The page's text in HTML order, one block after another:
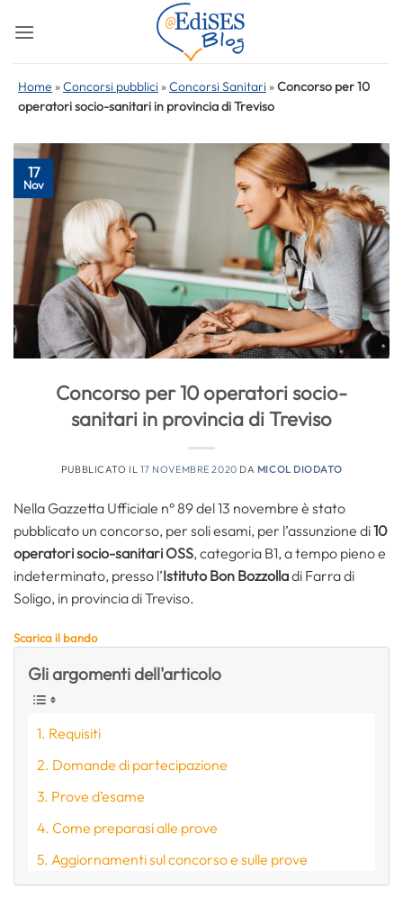
Home »Concorsi pubblici »Concorsi Sanitari »Concorso per 10
operatori socio-sanitari in provincia di Treviso
17
Nov
Concorso per 10 operatori socio-
sanitari in provincia di Treviso
PUBBLICATO IL 17 NOVEMBRE 2020 DA MICOL DIODATO
Nella Gazzetta Ufficiale n° 89 del 13 novembre è stato
pubblicato un concorso, per soli esami, per l’assunzione di10
operatori socio-sanitari OSS, categoria B1, a tempo pieno e
indeterminato, presso l’Istituto Bon Bozzolladi Farra di
Soligo, in provincia di Treviso.
Scarica il bando
Gli argomenti dell'articolo
Requisiti
Domande di partecipazione
Prove d’esame
Come preparasi alle prove
Aggiornamenti sul concorso e sulle prove